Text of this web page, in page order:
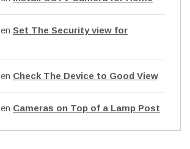
en Set The Security view for
en Check The Device to Good View
en Cameras on Top of a Lamp Post